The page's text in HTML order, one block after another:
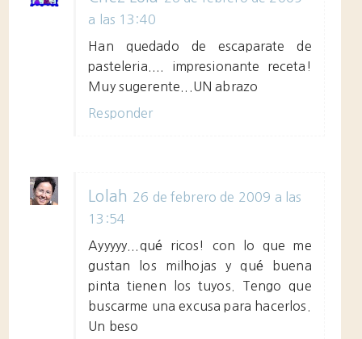
a las 13:40
Han quedado de escaparate de
pasteleria.... impresionante receta!
Muy sugerente...UN abrazo
Responder
Lolah 26 de febrero de 2009 a las
13:54
Ayyyyy...qué ricos! con lo que me
gustan los milhojas y qué buena
pinta tienen los tuyos. Tengo que
buscarme una excusa para hacerlos.
Un beso